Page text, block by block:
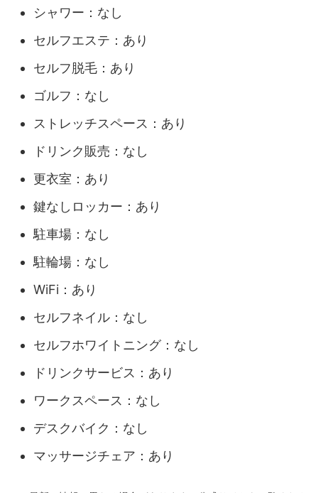
シャワー：なし
セルフエステ：あり
セルフ脱毛：あり
ゴルフ：なし
ストレッチスペース：あり
ドリンク販売：なし
更衣室：あり
鍵なしロッカー：あり
駐車場：なし
駐輪場：なし
WiFi：あり
セルフネイル：なし
セルフホワイトニング：なし
ドリンクサービス：あり
ワークスペース：なし
デスクバイク：なし
マッサージチェア：あり